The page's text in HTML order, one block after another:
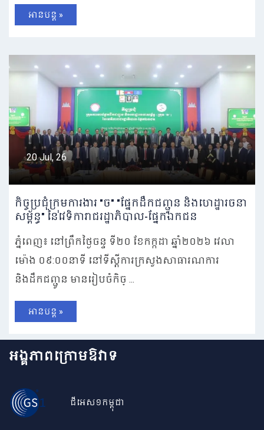
អានបន្ត »
20 Jul, 26
កិច្ចប្រជុំក្រុមការងារ "ច" "ផ្នែកដឹកជញ្ជូន និងហេដ្ឋារចនា
សម្ព័ន្ធ" នៃវេទិការាជរដ្ឋាភិបាល-ផ្នែកឯកជន
ភ្នំពេញ៖ នៅព្រឹកថ្ងៃចន្ទ ទី២០ ខែកក្កដា ឆ្នាំ២០២៦ វេលា
ម៉ោង ០៩:០០នាទី នៅទីស្តីការក្រសួងសាធារណការ
និងដឹកជញ្ជូន មានរៀបចំកិច្ ...
អានបន្ត »
អង្គភាពក្រោមឱវាទ
ជីអេស១កម្ពុជា